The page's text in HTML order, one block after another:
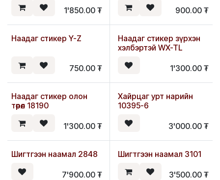
1'850.00₮ 900.00₮
Наадаг стикер Y-Z
750.00₮
Наадаг стикер зүрхэн
хэлбэртэй WX-TL
1'300.00₮
Наадаг стикер олон
төрөл 18190
1'300.00₮
Хайрцаг урт нарийн
10395-6
3'000.00₮
Шинэ
Шигтгээн наамал 2848
7'900.00₮
Шинэ
Шигтгээн наамал 3101
3'500.00₮